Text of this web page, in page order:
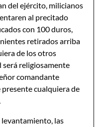
del ejército, milicianos
al precitado
con 100 duros,
retirados arriba
de los otros
será religiosamente
comandante
cualquiera de
levantamiento, las